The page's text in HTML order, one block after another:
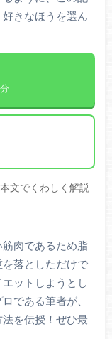
きなほうを選ん
文でくわしく解説
肉であるため脂
落としただけで
ットしようとし
である筆者が、
を伝授！ぜひ最